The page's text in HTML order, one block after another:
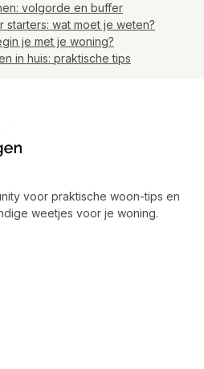
volgorde en buffer
wat moet je weten?
je met je woning?
in huis: praktische tips
voor praktische woon-tips en
weetjes voor je woning.